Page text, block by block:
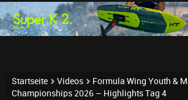
Startseite Videos
Formula Wing Youth &
Championships 2026 – Highlights Tag 4